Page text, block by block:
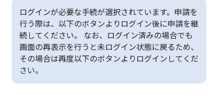
ログインが必要な手続が選択されています。申請を
行う際は、以下のボタンよりログイン後に申請を継
続してください。 なお、ログイン済みの場合でも
画面の再表示を行うと未ログイン状態に戻るため、
その場合は再度以下のボタンよりログインしてくだ
さい。